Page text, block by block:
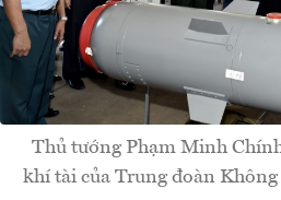
Thủ tướng Phạm Minh
khí tài của Trung đoàn